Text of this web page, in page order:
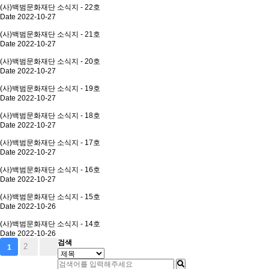
(사)백범문화재단 소식지 - 22호
Date 2022-10-27
(사)백범문화재단 소식지 - 21호
Date 2022-10-27
(사)백범문화재단 소식지 - 20호
Date 2022-10-27
(사)백범문화재단 소식지 - 19호
Date 2022-10-27
(사)백범문화재단 소식지 - 18호
Date 2022-10-27
(사)백범문화재단 소식지 - 17호
Date 2022-10-27
(사)백범문화재단 소식지 - 16호
Date 2022-10-27
(사)백범문화재단 소식지 - 15호
Date 2022-10-26
(사)백범문화재단 소식지 - 14호
Date 2022-10-26
1
2 검색